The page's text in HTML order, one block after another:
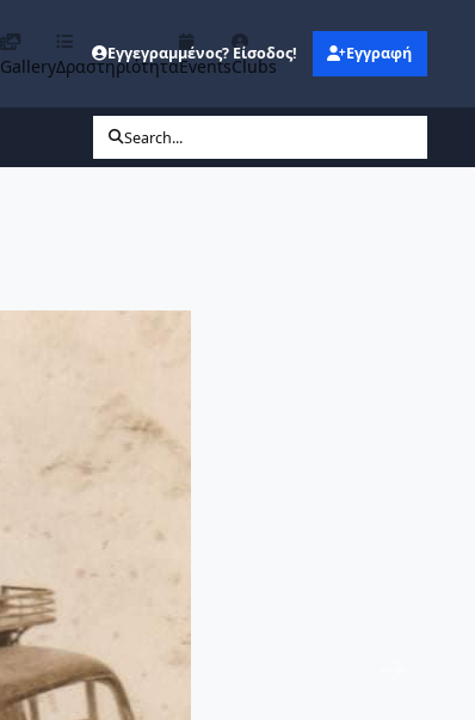
GalleryΔραστηριότηταEventsClubs
Εγγεγραμμένος? Είσοδος! Εγγραφή
Search...